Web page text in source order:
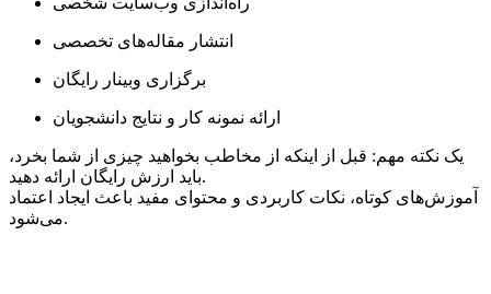
انتشار مقاله‌های تخصصی
برگزاری وبینار رایگان
ارائه نمونه کار و نتایج دانشجویان
یک نکته مهم: قبل از اینکه از مخاطب بخواهید چیزی از شما بخرد،
باید ارزش رایگان ارائه دهید.
آموزش‌های کوتاه، نکات کاربردی و محتوای مفید باعث ایجاد اعتماد
می‌شود.